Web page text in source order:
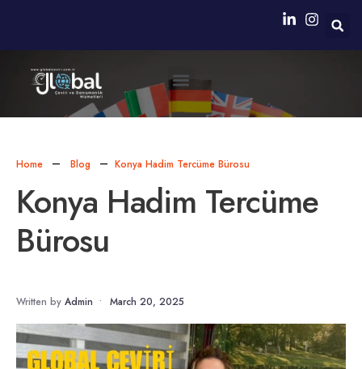
Home Blog Konya Hadim Tercüme Bürosu
Konya Hadim Tercüme
Bürosu
Written by Admin • March 20, 2025